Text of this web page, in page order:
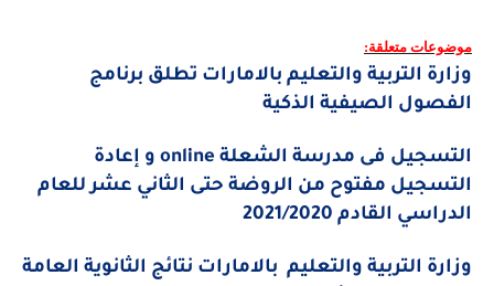
موضوعات متعلقة:
وزارة التربية والتعليم بالامارات تطلق برنامج
الفصول الصيفية الذكية
التسجيل فى مدرسة الشعلة
online و إعادة
التسجيل مفتوح من الروضة حتى الثاني عشر للعام
الدراسي القادم 2021/2020
وزارة التربية والتعليم بالامارات نتائج الثانوية العامة